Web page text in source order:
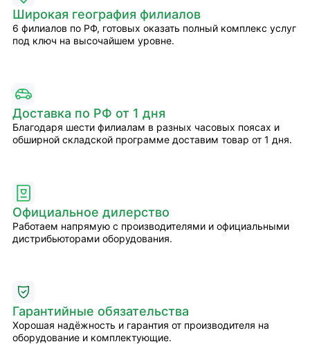
Широкая география филиалов
6 филиалов по РФ, готовых оказать полный комплекс услуг
под ключ на высочайшем уровне.
Доставка по РФ от 1 дня
Благодаря шести филиалам в разных часовых поясах и
обширной складской программе доставим товар от 1 дня.
Официальное дилерство
Работаем напрямую с производителями и официальными
дистрибьюторами оборудования.
Гарантийные обязательства
Хорошая надёжность и гарантия от производителя на
оборудование и комплектующие.